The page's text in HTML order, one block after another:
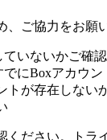
ご協力をお願
いないかご確認
にBoxアカウ
が存在しない
ださい。トラ